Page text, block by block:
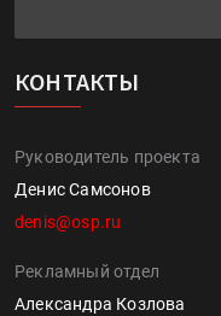
КОНТАКТЫ
Руководитель проекта
Денис Самсонов
denis@osp.ru
Рекламный отдел
Александра Козлова